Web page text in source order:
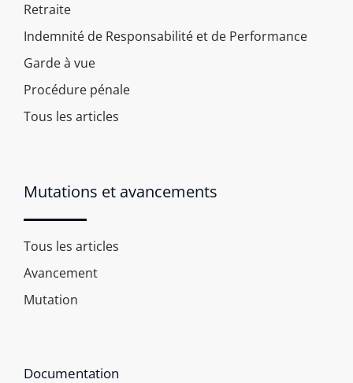
Retraite
Indemnité de Responsabilité et de Performance
Garde à vue
Procédure pénale
Tous les articles
Mutations et avancements
Tous les articles
Avancement
Mutation
Documentation